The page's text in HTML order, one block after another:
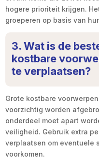
hogere prioriteit krijgen.
groeperen op basis van
3. Wat is de
kostbare
te verplaatsen?
Grote kostbare
voorzichtig worden
onderdeel moet apart
veiligheid. Gebruik extra
verplaatsen om eventuele
voorkomen.